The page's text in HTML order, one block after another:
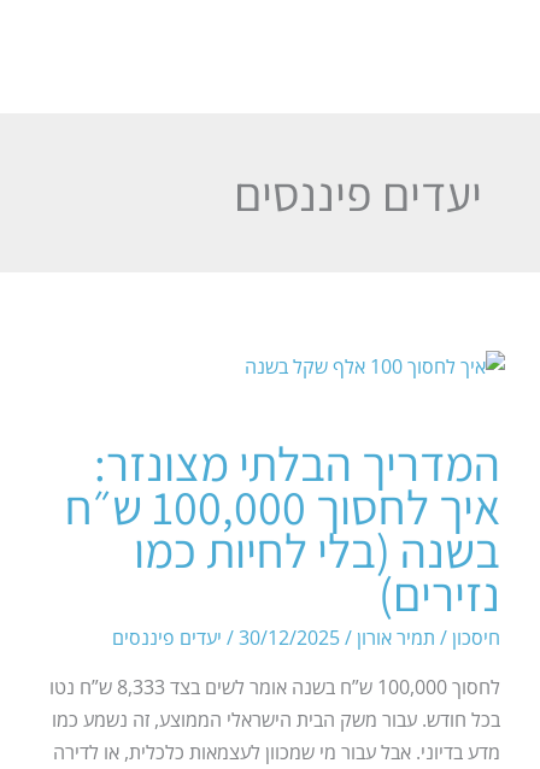
יעדים פיננסים
המדריך הבלתי מצונזר:
איך לחסוך 100,000 ש״ח
בשנה (בלי לחיות כמו
נזירים)
חיסכון / תמיר אורון /
30/12/2025
/ יעדים פיננסים
לחסוך 100,000 ש”ח בשנה אומר לשים בצד 8,333 ש”ח נטו
בכל חודש. עבור משק הבית הישראלי הממוצע, זה נשמע כמו
מדע בדיוני. אבל עבור מי שמכוון לעצמאות כלכלית, או לדירה